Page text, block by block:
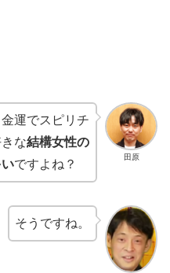
田原
運でスピリチ
な結構女性の
ですよね？
そうですね。